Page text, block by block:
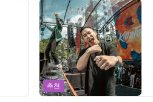
추천